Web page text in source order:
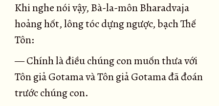
Khi nghe nói vậy, Bà-la-môn Bharadvaja
hoảng hốt, lông tóc dựng ngược, bạch Thế
Tôn:
— Chính là điều chúng con muốn thưa với
Tôn giả Gotama và Tôn giả Gotama đã đoán
trước chúng con.